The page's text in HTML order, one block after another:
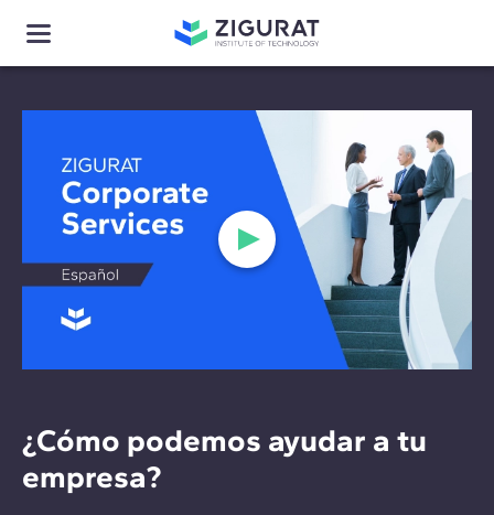
¿Cómo podemos ayudar a tu
empresa?